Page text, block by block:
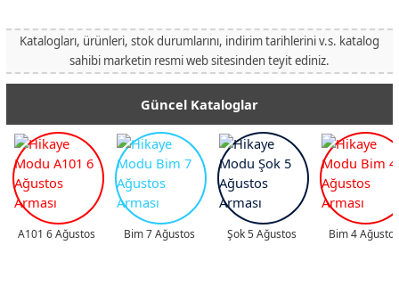
Katalogları, ürünleri, stok durumlarını, indirim tarihlerini v.s. katalog
sahibi marketin resmi web sitesinden teyit ediniz.
Güncel Kataloglar
A101 6 Ağustos Bim 7 Ağustos Şok 5 Ağustos Bim 4 Ağustos